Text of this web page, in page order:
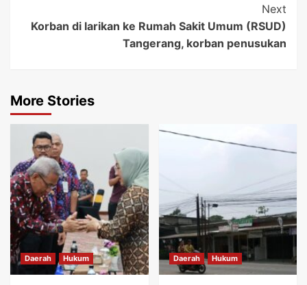
Next
Korban di larikan ke Rumah Sakit Umum (RSUD)
Tangerang, korban penusukan
More Stories
Daerah Hukum Daerah Hukum